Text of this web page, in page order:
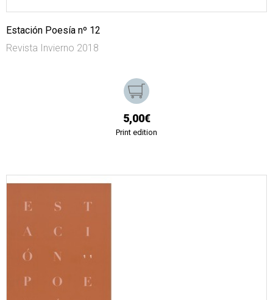
Estación Poesía nº 12
Revista Invierno 2018
5,00€
Print edition